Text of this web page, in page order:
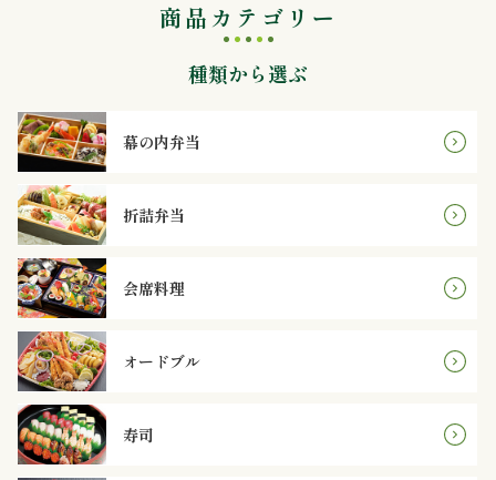
当
折
詰
弁
当
会
席
料
商品カテゴリー
種類から選ぶ
幕の内弁当
折詰弁当
会席料理
オードブル
寿司